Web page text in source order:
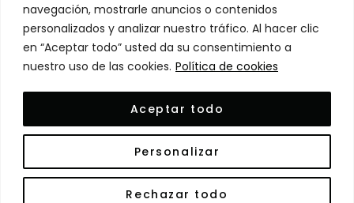
navegación, mostrarle anuncios o contenidos
personalizados y analizar nuestro tráfico. Al hacer clic
en “Aceptar todo” usted da su consentimiento a
nuestro uso de las cookies. Política de cookies
Personalizar
Rechazar todo
Aceptar todo
ventas@decorpma.com
Correo electrónico
Atención al Cliente
© Copyright 2024 Decor Panamá. Todos los derechos